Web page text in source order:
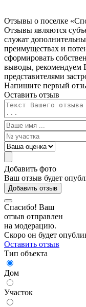
Отзывы о поселке
Отзывы являются
служат
преимуществах и
сформировать
выводы, рекомендуем
представителями
Напишите первый
Оставить отзыв
Добавить фото
Ваш отзыв будет
Добавить отзыв
Спасибо! Ваш
отзыв отправлен
на модерацию.
Скоро он будет
Оставить отзыв
Тип объекта
Дом
Участок